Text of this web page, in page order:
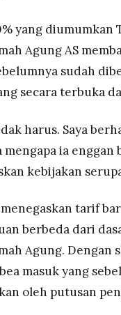
yang diumumkan
Agung AS
sudah
secara terbuka
harus. Saya
mengapa ia
kebijakan
tarif
berbeda dari
Agung. Dengan
masuk yang
oleh putusan